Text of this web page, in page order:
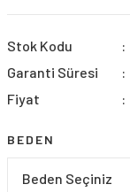
Stok Kodu
Garanti Süresi
Fiyat
BEDEN